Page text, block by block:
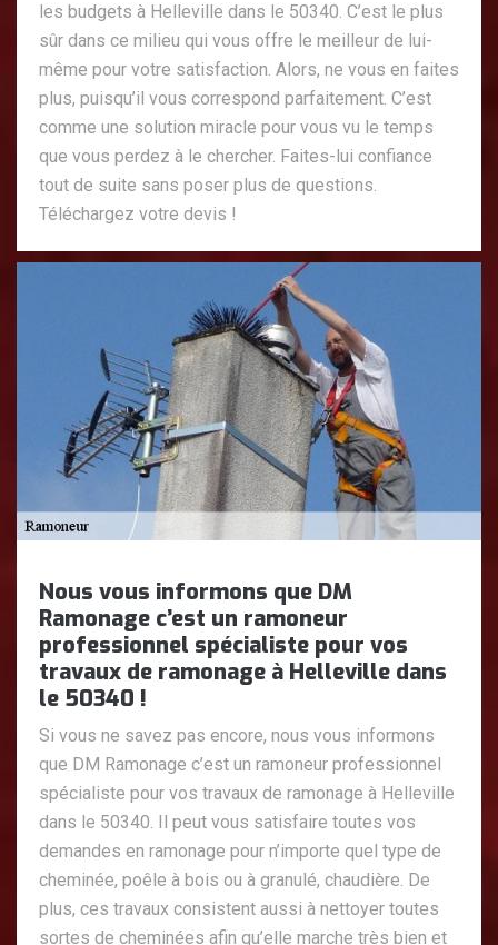
les budgets à Helleville dans le 50340. C’est le plus
sûr dans ce milieu qui vous offre le meilleur de lui-
même pour votre satisfaction. Alors, ne vous en faites
plus, puisqu’il vous correspond parfaitement. C’est
comme une solution miracle pour vous vu le temps
que vous perdez à le chercher. Faites-lui confiance
tout de suite sans poser plus de questions.
Téléchargez votre devis !
Nous vous informons que DM
Ramonage c’est un ramoneur
professionnel spécialiste pour vos
travaux de ramonage à Helleville dans
le 50340 !
Si vous ne savez pas encore, nous vous informons
que DM Ramonage c’est un ramoneur professionnel
spécialiste pour vos travaux de ramonage à Helleville
dans le 50340. Il peut vous satisfaire toutes vos
demandes en ramonage pour n’importe quel type de
cheminée, poêle à bois ou à granulé, chaudière. De
plus, ces travaux consistent aussi à nettoyer toutes
sortes de cheminées afin qu’elle marche très bien et